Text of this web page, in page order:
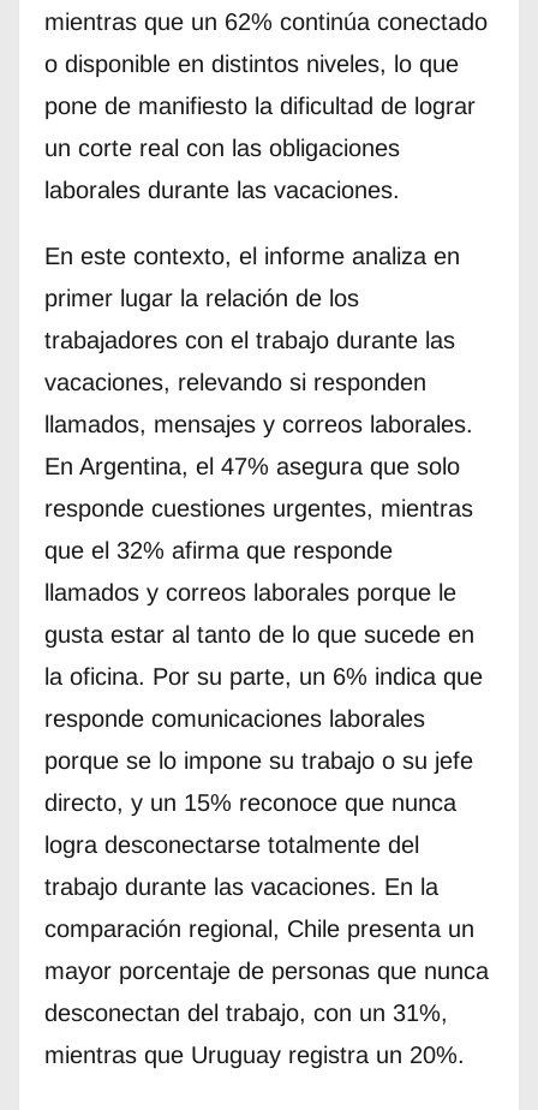
mientras que un 62% continúa conectado
o disponible en distintos niveles, lo que
pone de manifiesto la dificultad de lograr
un corte real con las obligaciones
laborales durante las vacaciones.
En este contexto, el informe analiza en
primer lugar la relación de los
trabajadores con el trabajo durante las
vacaciones, relevando si responden
llamados, mensajes y correos laborales.
En Argentina, el 47% asegura que solo
responde cuestiones urgentes, mientras
que el 32% afirma que responde
llamados y correos laborales porque le
gusta estar al tanto de lo que sucede en
la oficina. Por su parte, un 6% indica que
responde comunicaciones laborales
porque se lo impone su trabajo o su jefe
directo, y un 15% reconoce que nunca
logra desconectarse totalmente del
trabajo durante las vacaciones. En la
comparación regional, Chile presenta un
mayor porcentaje de personas que nunca
desconectan del trabajo, con un 31%,
mientras que Uruguay registra un 20%.